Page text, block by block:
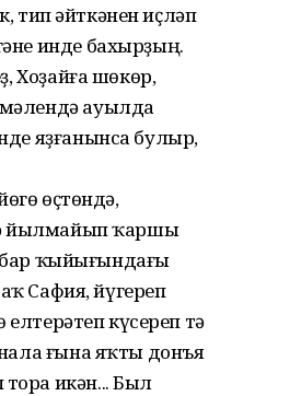
тип әйткәнен иҫләп
инде бахырҙың.
Хоҙайға шөкөр,
ауылда
яҙғанынса булыр,
өҫтөндә,
йылмайып ҡаршы
ҡыйығындағы
Сафия, йүгереп
күсереп тә
ғына яҡты донъя
икән... Был